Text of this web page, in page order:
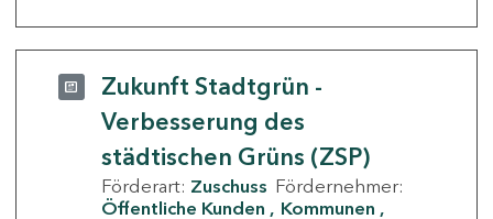
Zukunft Stadtgrün -
Verbesserung des
städtischen Grüns (ZSP)
Förderart: Zuschuss Fördernehmer:
Öffentliche Kunden
Kommunen